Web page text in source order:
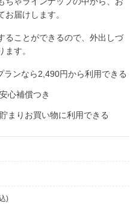
届けします。
ることができるので、外出しづ
す。
ランなら2,490円から利用できる
心補償つき
まりお買い物に利用できる
)